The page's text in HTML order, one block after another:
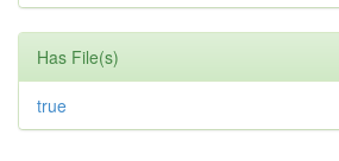
Has File(s)
true